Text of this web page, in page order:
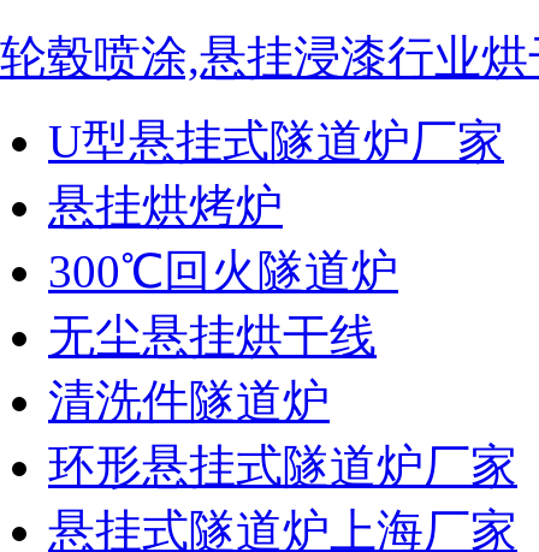
轮毂喷涂,悬挂浸漆行业
U型悬挂式隧道炉厂家
悬挂烘烤炉
300℃回火隧道炉
无尘悬挂烘干线
清洗件隧道炉
环形悬挂式隧道炉厂家
悬挂式隧道炉上海厂家